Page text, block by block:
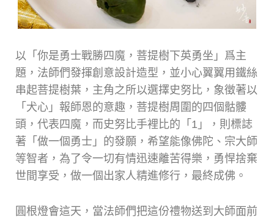
以「你是勇士戰勝四魔，菩提樹下英勇坐」爲主
題，法師們發揮創意設計造型，並小心翼翼用鐵絲
串起菩提樹葉，主角之所以選擇史努比，象徵著以
「犬心」報師恩的意趣，菩提樹周圍的四個骷髏
頭，代表四魔，而史努比手裡比的「1」，則標誌
著「做一個勇士」的發願，希望能像佛陀、宗大師
等智者，為了令一切有情迅速離苦得樂，勇悍捨棄
世間享受，做一個出家人精進修行，最終成佛。
圓根燈會這天，當法師們把這份禮物送到大師面前